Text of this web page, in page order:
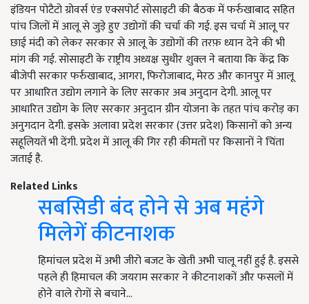
इंडियन पोटैटो ग्रोवर्स एंड एक्सपोर्ट सोसाइटी की बैठक में फर्रुखाबाद सहित
पांच जिलों में आलू से जुड़े हुए उद्योगों की चर्चा की गई. इस चर्चा में आलू पर
छाई मंदी को लेकर सरकार से आलू के उद्योगों की तरफ़ ध्यान देने की भी
मांग की गई. सोसाइटी के राष्ट्रीय अध्यक्ष सुधीर शुक्ल ने बताया कि केंद्र कि
बीजेपी सरकार फर्रुखाबाद,आगरा,फिरोजाबाद,मेरठ और कानपुर में आलू
पर आधारित उद्योग लगाने के लिए सरकार अब अनुदान देगी. आलू पर
आधारित उद्योग के लिए सरकार अनुदान ग्रीन योजना के तहत पांच करोड़ का
अनुगदान देगी. इसके अलावा प्रदेश सरकार (उत्तर प्रदेश) किसानों को अन्य
सहूलियतें भी देंगी. प्रदेश में आलू की गिर रही कीमतों पर किसानों ने चिंता
जताई है.
Related Links
सबसिडी बंद होने से अब महंगे
मिलेगें कीटनाशक
हिमांचल प्रदेश में अभी जीरो बजट के खेती अभी चालू नहीं हुई है. इससे
पहले ही हिमाचल की जयराम सरकार ने कीटनाशकों और फसलों में
होने वाले रोगों से बचाने…